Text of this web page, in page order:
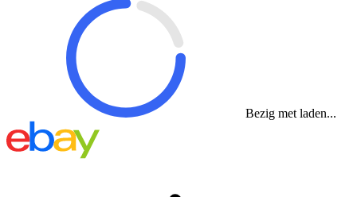
Bezig met laden...